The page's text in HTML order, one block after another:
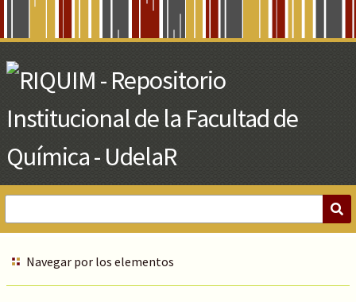
Main
Content
Navegar por los elementos